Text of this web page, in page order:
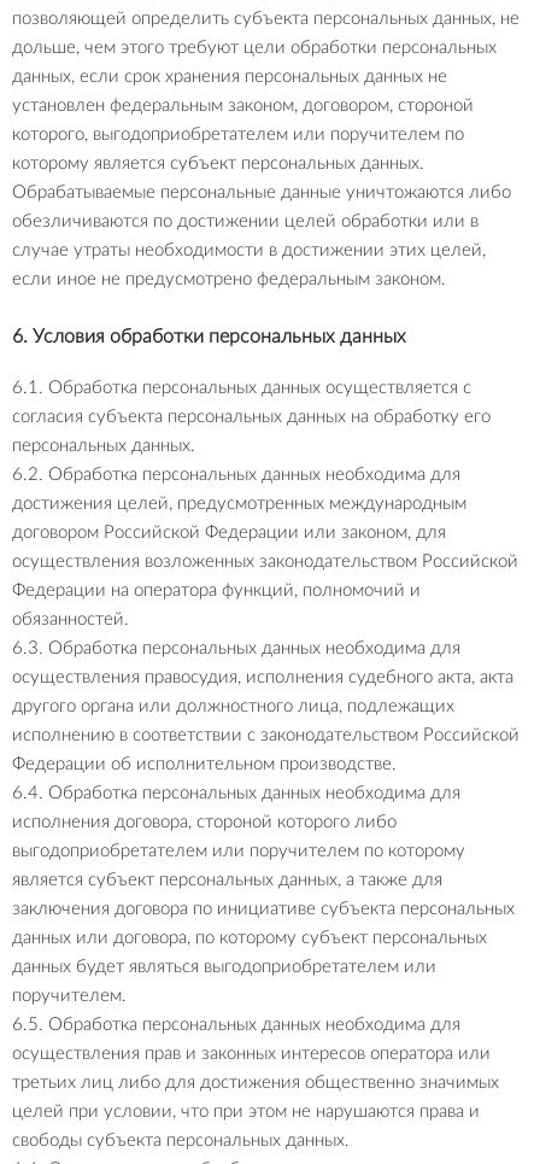
позволяющей определить субъекта персональных данных, не
дольше, чем этого требуют цели обработки персональных
данных, если срок хранения персональных данных не
установлен федеральным законом, договором, стороной
которого, выгодоприобретателем или поручителем по
которому является субъект персональных данных.
Обрабатываемые персональные данные уничтожаются либо
обезличиваются по достижении целей обработки или в
случае утраты необходимости в достижении этих целей,
если иное не предусмотрено федеральным законом.
6. Условия обработки персональных данных
6.1. Обработка персональных данных осуществляется с
согласия субъекта персональных данных на обработку его
персональных данных.
6.2. Обработка персональных данных необходима для
достижения целей, предусмотренных международным
договором Российской Федерации или законом, для
осуществления возложенных законодательством Российской
Федерации на оператора функций, полномочий и
обязанностей.
6.3. Обработка персональных данных необходима для
осуществления правосудия, исполнения судебного акта, акта
другого органа или должностного лица, подлежащих
исполнению в соответствии с законодательством Российской
Федерации об исполнительном производстве.
6.4. Обработка персональных данных необходима для
исполнения договора, стороной которого либо
выгодоприобретателем или поручителем по которому
является субъект персональных данных, а также для
заключения договора по инициативе субъекта персональных
данных или договора, по которому субъект персональных
данных будет являться выгодоприобретателем или
поручителем.
6.5. Обработка персональных данных необходима для
осуществления прав и законных интересов оператора или
третьих лиц либо для достижения общественно значимых
целей при условии, что при этом не нарушаются права и
свободы субъекта персональных данных.